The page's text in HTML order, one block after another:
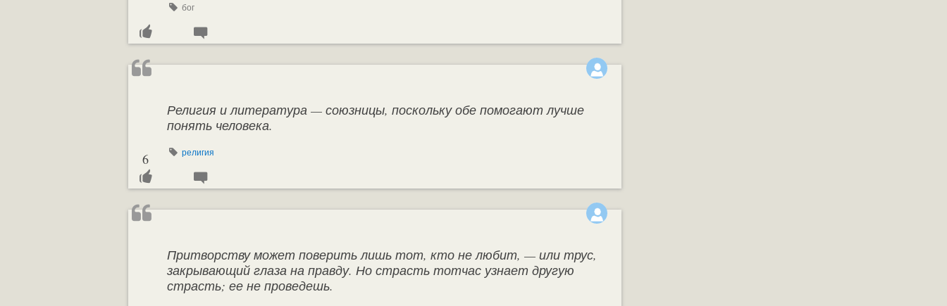
бог
Религия и литература — союзницы, поскольку обе помогают лучше
понять человека.
религия
6
Притворству может поверить лишь тот, кто не любит, — или трус,
закрывающий глаза на правду. Но страсть тотчас узнает другую
страсть; ее не проведешь.